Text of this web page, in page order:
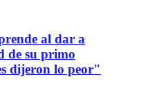
al dar a
de su primo
dijeron lo peor"